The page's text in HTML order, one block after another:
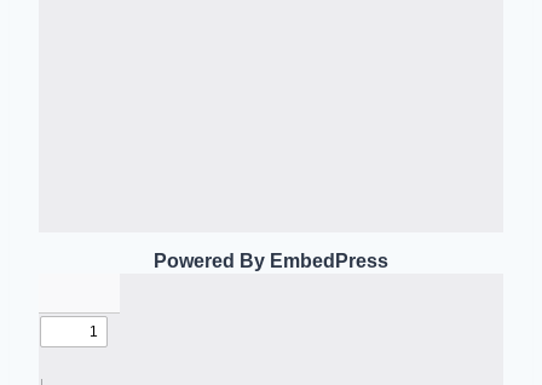
Powered By EmbedPress